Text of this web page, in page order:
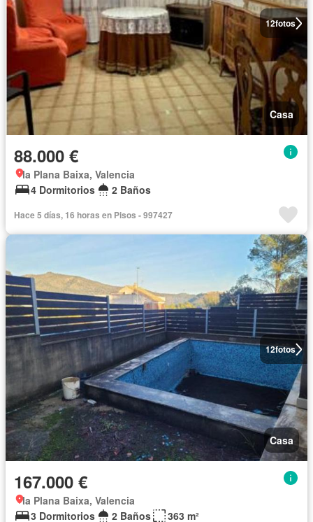
12fotos
Casa
88.000 €
la Plana Baixa, Valencia
4 Dormitorios
2 Baños
Hace 5 días, 16 horas en Pisos - 997427
12fotos
Casa
167.000 €
la Plana Baixa, Valencia
3 Dormitorios
2 Baños
363 m²